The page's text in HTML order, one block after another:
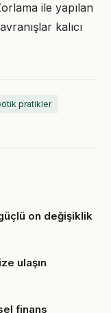
ile yapılan
kalıcı
pratikler
on değişiklik
ulaşın
finans